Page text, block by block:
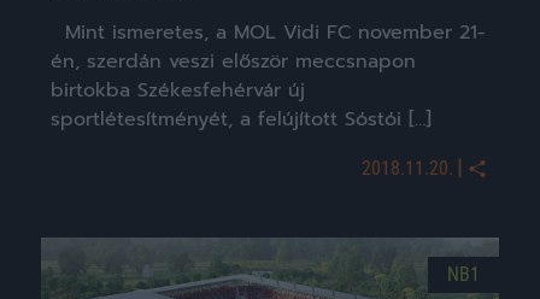
Mint ismeretes, a MOL Vidi FC november 21-
én, szerdán veszi először meccsnapon
birtokba Székesfehérvár új
sportlétesítményét, a felújított Sóstói […]
2018.11.20. |
NB1